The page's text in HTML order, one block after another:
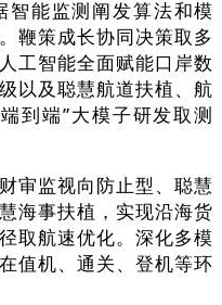
智能监测阐发算法和模
鞭策成长协同决策取多
工智能全面赋能口岸数
以及聪慧航道扶植、航
到端”大模子研发取测
监视向防止型、聪慧
海事扶植，实现沿海货
取航速优化。深化多模
值机、通关、登机等环